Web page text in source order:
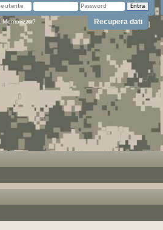
Memorizza? Recupera dati